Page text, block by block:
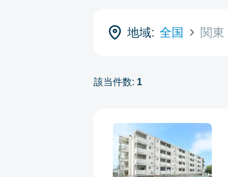
地域: 全国 関東
該当件数: 1